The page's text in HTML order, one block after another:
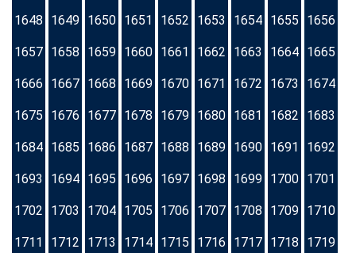
1648 1649 1650 1651 1652 1653 1654 1655 1656
1657 1658 1659 1660 1661 1662 1663 1664 1665
1666 1667 1668 1669 1670 1671 1672 1673 1674
1675 1676 1677 1678 1679 1680 1681 1682 1683
1684 1685 1686 1687 1688 1689 1690 1691 1692
1693 1694 1695 1696 1697 1698 1699 1700 1701
1702 1703 1704 1705 1706 1707 1708 1709 1710
1711 1712 1713 1714 1715 1716 1717 1718 1719